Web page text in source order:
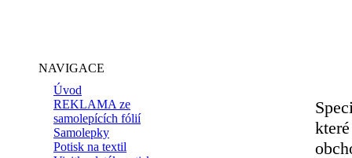
NAVIGACE
Úvod
REKLAMA ze
samolepících fólií
Samolepky
Potisk na textil